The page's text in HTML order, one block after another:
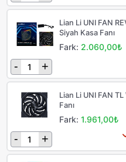
Lian Li UNI FAN
Siyah Kasa Fanı
Fark: 2.060,00₺
- +
Lian Li UNI FAN
Fanı
Fark:1.961,00₺
- +